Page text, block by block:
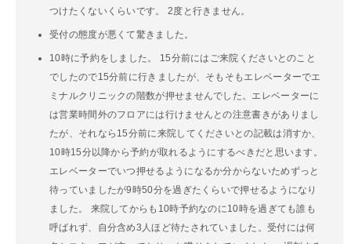
つけたくないくらいです。 2度と行きません。
受付の態度が悪くて驚きました。
10時に予約をしました。 15分前にはご来院くださいとのこと
でしたので15分前に行きましたが、そもそもエレベーターでエ
ミナルクリニックの階数が押せませんでした。エレベーターに
は営業時間外のフロアには行けませんとの注意書きがありまし
たが、それなら15分前に来院してくださいとの記載は消すか、
10時15分以降から予約が取れるようにするべきだと思います。
エレベーターでいつ押せるようになるか分からないためずっと
待っていましたが9時50分を過ぎたくらいで押せるようになり
ました。 来院してからも10時予約なのに10時を過ぎても誰も
呼ばれず、自分含め3人ほど待たされていました。受付には何